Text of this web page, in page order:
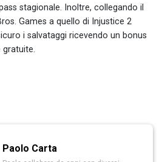
stagionale. Inoltre, collegando il
Games a quello di Injustice 2
i salvataggi ricevendo un bonus
Paolo Carta